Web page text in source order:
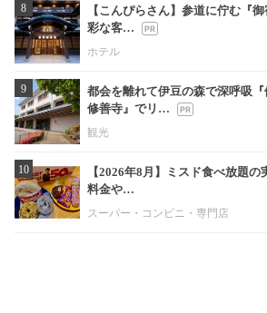
8
【こんぴらさん】参道に佇む『
彩な客…
ホテル
9
都会を離れて伊豆の森で深呼吸
修善寺』でリ…
観光
10
【2026年8月】ミスド食べ放題
料金や…
スーパー・コンビニ・専門店